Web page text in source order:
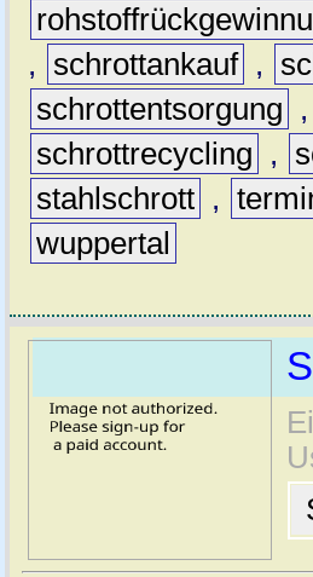
,
schrottankauf ,
schrottentsorgung
,
schrottrecycling
,
stahlschrott ,
wuppertal